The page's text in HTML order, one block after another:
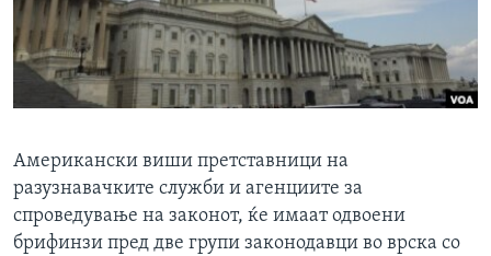
ИНТЕРВЈУА
Јазици
Американски виши претставници на
разузнавачките служби и агенциите за
спроведување на законот, ќе имаат одвоени
брифинзи пред две групи законодавци во врска со